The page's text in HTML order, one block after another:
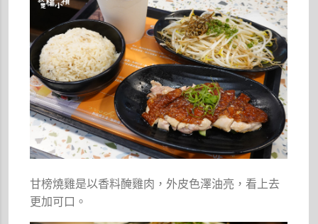
甘榜燒雞是以香料醃雞肉，外皮色澤油亮，看上去
更加可口。